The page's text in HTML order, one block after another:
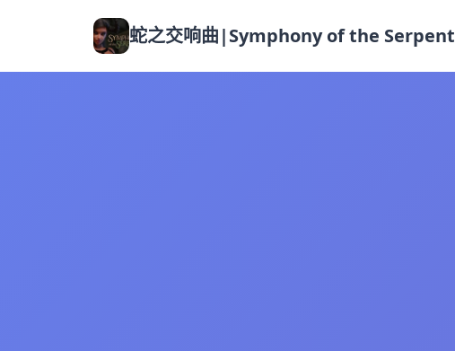
蛇之交响曲|Symphony of the Serpent